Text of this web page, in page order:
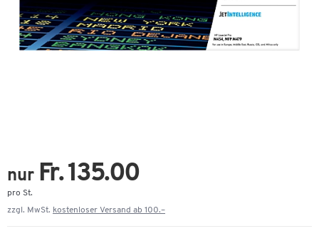
nur Fr. 135.00
pro St.
zzgl. MwSt. kostenloser Versand ab 100.–